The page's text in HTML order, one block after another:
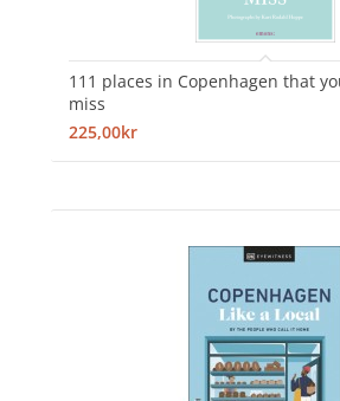
111 places in Copenhagen that
miss
225,00kr